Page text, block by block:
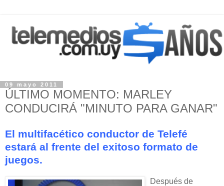
09 mayo 2011
ÚLTIMO MOMENTO: MARLEY
CONDUCIRÁ "MINUTO PARA GANAR"
El multifacético conductor de Telefé
estará al frente del exitoso formato de
juegos.
Después de